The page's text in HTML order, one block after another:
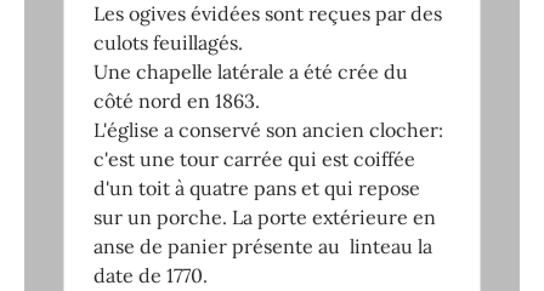
Les ogives évidées sont reçues par des
culots feuillagés.
Une chapelle latérale a été crée du
côté nord en 1863.
L'église a conservé son ancien clocher:
c'est une tour carrée qui est coiffée
d'un toit à quatre pans et qui repose
sur un porche. La porte extérieure en
anse de panier présente au linteau la
date de 1770.